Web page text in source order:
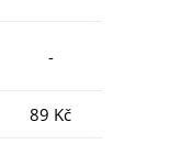
-
89 Kč